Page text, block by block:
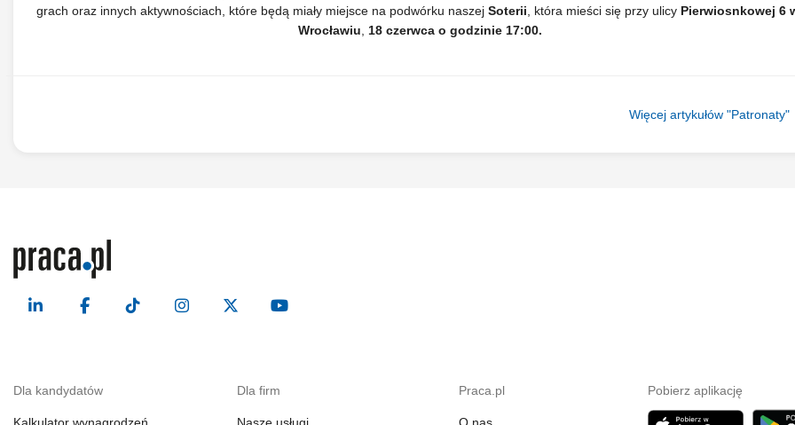
grach oraz innych aktywnościach, które będą miały miejsce na podwórku naszej Soterii , która mieści się przy ulicy Pierwiosnkowej 6
Wrocławiu
18 czerwca o godzinie 17:00.
Więcej artykułów "Patronaty"
Dla kandydatów Dla firm Praca.pl Pobierz aplikację